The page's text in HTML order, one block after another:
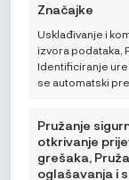
Značajke
Usklađivanje i
izvora podataka,
Identificiranje
se automatski
Pružanje
otkrivanje
grešaka,
oglašavanja i
Mikroedra d.o.o.
(01) 48 22 132
info@najnaj.eu